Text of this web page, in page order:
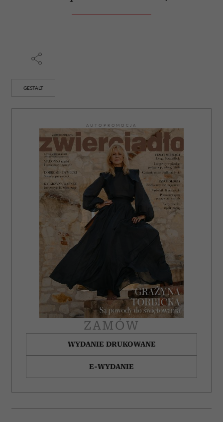
społecznościowym, reklamowym i analitycznym.
Partnerzy mogą połączyć te informacje z innymi danymi
GESTALT
AUTOPROMOCJA
ZAMÓW
WYDANIE DRUKOWANE
E-WYDANIE